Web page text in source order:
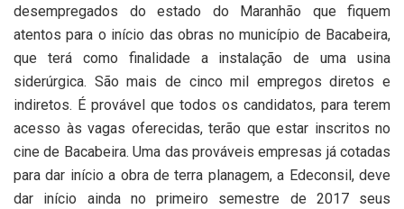
desempregados do estado do Maranhão que fiquem
atentos para o início das obras no município de Bacabeira,
que terá como finalidade a instalação de uma usina
siderúrgica. São mais de cinco mil empregos diretos e
indiretos. É provável que todos os candidatos, para terem
acesso às vagas oferecidas, terão que estar inscritos no
cine de Bacabeira. Uma das prováveis empresas já cotadas
para dar início a obra de terra planagem, a Edeconsil, deve
dar início ainda no primeiro semestre de 2017 seus